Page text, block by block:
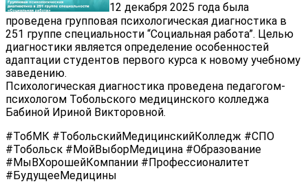
12 декабря 2025 года была
проведена групповая психологическая диагностика в
251 группе специальности “Социальная работа”. Целью
диагностики является определение особенностей
адаптации студентов первого курса к новому учебному
заведению.
Психологическая диагностика проведена педагогом-
психологом Тобольского медицинского колледжа
Бабиной Ириной Викторовной.
#ТобМК #ТобольскийМедицинскийКолледж #СПО
#Тобольск #МойВыборМедицина #Образование
#МыВХорошейКомпании #Профессионалитет
#БудущееМедицины